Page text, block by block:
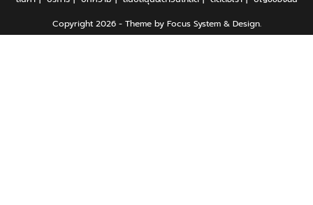
Copyright 2026 - Theme by Focus System & Design.